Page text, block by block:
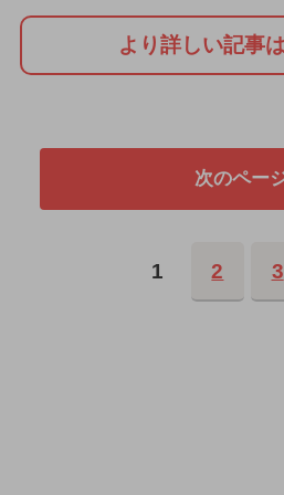
より詳しい記事
次のペー
1 2 3